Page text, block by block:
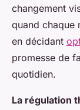
changement
quand chaque
en décidant
promesse de
quotidien.
La régulation